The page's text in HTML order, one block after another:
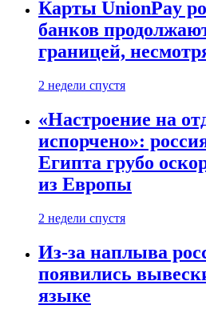
Карты UnionPay
банков
границей,
2 недели спустя
«Настроение на
испорчено»:
Египта грубо
из Европы
2 недели спустя
Из-за наплыва
появились
языке